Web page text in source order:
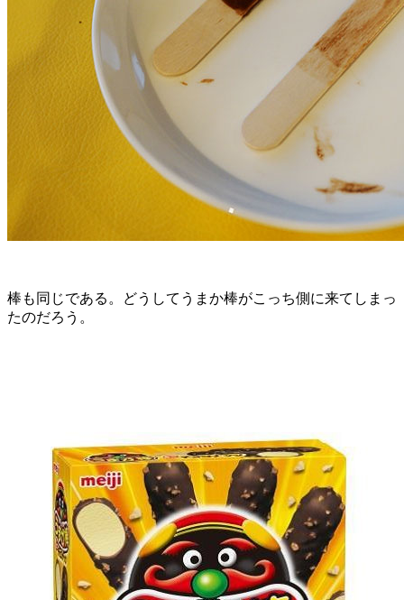
棒も同じである。どうしてうまか棒がこっち側に来てしまっ
たのだろう。